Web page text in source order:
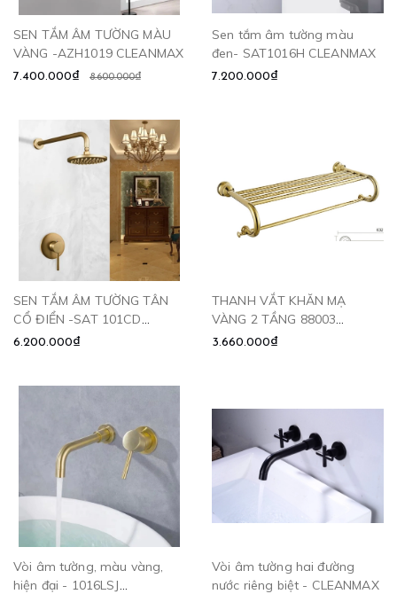
SEN TẮM ÂM TƯỜNG MÀU
VÀNG -AZH1019 CLEANMAX
7.400.000₫ 8.600.000₫
Sen tắm âm tường màu
đen- SAT1016H CLEANMAX
7.200.000₫
SEN TẮM ÂM TƯỜNG TÂN
CỔ ĐIỂN -SAT 101CD
CLEANMAX
6.200.000₫
THANH VẮT KHĂN MẠ
VÀNG 2 TẦNG 88003
CLEANMAX
3.660.000₫
Vòi âm tường, màu vàng,
hiện đại - 1016LSJ
Vòi âm tường hai đường
nước riêng biệt - CLEANMAX